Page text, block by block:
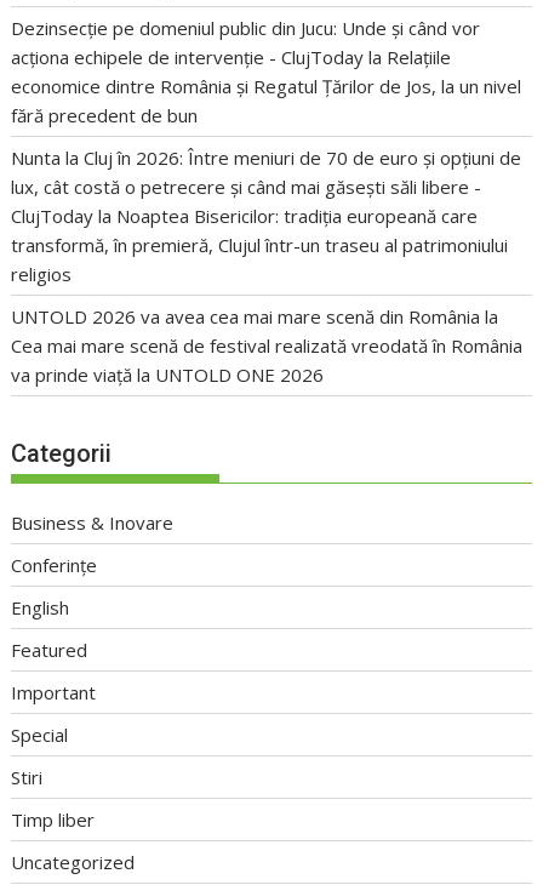
Dezinsecție pe domeniul public din Jucu: Unde și când vor
acționa echipele de intervenție - ClujToday la Relațiile
economice dintre România și Regatul Țărilor de Jos, la un nivel
fără precedent de bun
Nunta la Cluj în 2026: Între meniuri de 70 de euro și opțiuni de
lux, cât costă o petrecere și când mai găsești săli libere -
ClujToday la Noaptea Bisericilor: tradiția europeană care
transformă, în premieră, Clujul într-un traseu al patrimoniului
religios
UNTOLD 2026 va avea cea mai mare scenă din România la
Cea mai mare scenă de festival realizată vreodată în România
va prinde viață la UNTOLD ONE 2026
Categorii
Business & Inovare
Conferințe
English
Featured
Important
Special
Stiri
Timp liber
Uncategorized